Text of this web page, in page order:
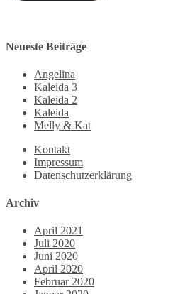
Neueste Beiträge
Angelina
Kaleida 3
Kaleida 2
Kaleida
Melly & Kat
Kontakt
Impressum
Datenschutzerklärung
Archiv
April 2021
Juli 2020
Juni 2020
April 2020
Februar 2020